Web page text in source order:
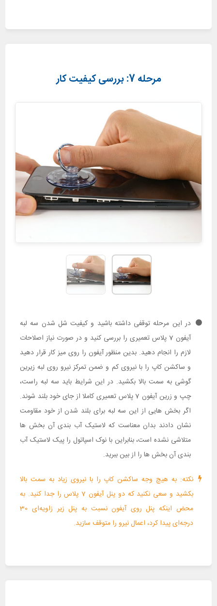
مرحله 7: بررسی کیفیت کار
در این مرحله توقفی داشته باشید و کیفیت شل شدن سه لبه
آیفون 7 پلاس تعمیری را بررسی کنید و در صورت نیاز اصلاحات
لازم را انجام دهید. بدین منظور آیفون را روی میز کار قرار دهید
و ساکشن کاپ را با نیروی کم و ضمن تمرکز نیرو روی لبه زیرین
گوشی به سمت بالا بکشید. در این شرایط باید سه لبه راست،
چپ و زرین آیفون 7 پلاس تعمیری کاملا از جای خود بلند شوند.
اگر بخش هایی از این سه لبه برای بلند شدن از خود مقاومت
نشان دادند بدان معناست که لاستیک آب بندی آن بخش ها
متلاشی نشده است، بنابراین با نوک اسپاتول را پیک لاستیک آب
بندی آن بخش ها را از بین ببرید.
نکته: به هیچ وجه ساکشن کاپ را با نیروی زیاد به سمت بالا
بکشید و سعی نکنید که دو پنل آیفون 7 پلاس را جدا کنید. به
محض اینکه پنل روی آیفون نسبت به پنل زیر زاویه‌ای 30
درجه‌ای پیدا کرد، اعمال نیرو را متوقف سازید.